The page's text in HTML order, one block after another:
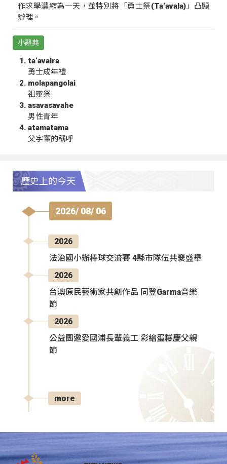
作求學濃縮為一天，並特別將「勇士祭(Ta‘avala)」凸顯
辦理。
小辭典
ta‘avalra
勇士成年禮
molapangolai
祖靈祭
asavasavahe
男性青年
atamatama
父字輩的稱呼
歷史上的今天
2026/ 08/ 06
2026
法治國小辦棒球交流賽 4縣市隊伍共襄盛舉
2026
台澳原民藝術家共創作品 同登Garma音樂
節
2026
公益團邀愛國浦長輩義工 彩繪蛋糕慶父親
節
more